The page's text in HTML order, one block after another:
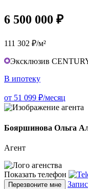
6 500 000 ₽
111 302 ₽/м²
Эксклюзив
В ипотеку
от 51 099 ₽/месяц
Бояршинова Ольга
Агент
Показать телефон
Перезвоните мне